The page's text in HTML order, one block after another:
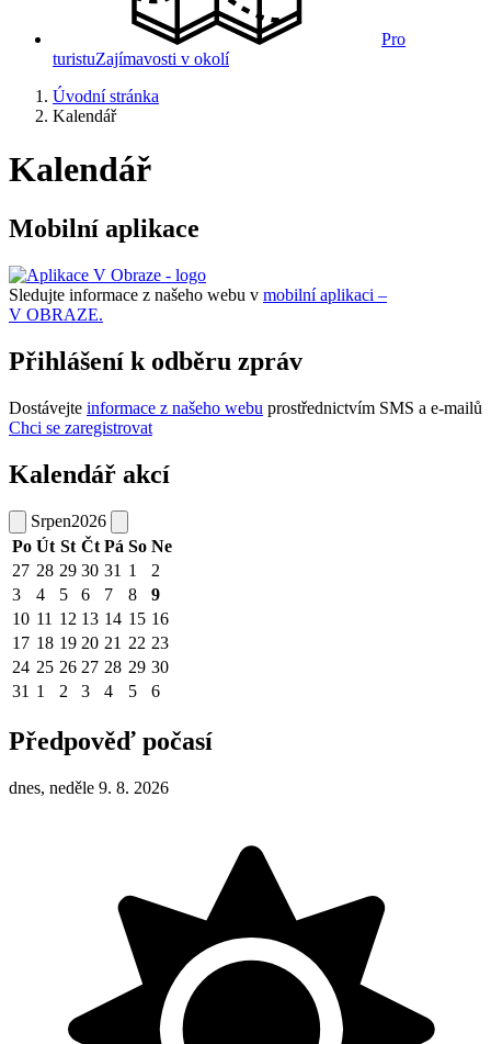
Pro
turistuZajímavosti v okolí
Úvodní stránka
Kalendář
Kalendář
Mobilní aplikace
Sledujte informace z našeho webu v mobilní aplikaci –
V OBRAZE.
Přihlášení k odběru zpráv
Dostávejte informace z našeho webu prostřednictvím SMS a e-mailů
Chci se zaregistrovat
Kalendář akcí
Srpen2026
Po Út St Čt Pá So Ne
27 28 29 30 31 1
2
3
4 5 6 7 8
9
10 11 12 13 14 15 16
17 18 19 20 21 22 23
24 25 26 27 28 29 30
31 1 2 3 4 5 6
Předpověď počasí
dnes, neděle 9. 8. 2026